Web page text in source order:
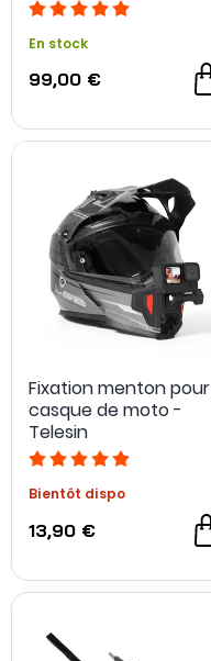
En stock
99,00 €
Fixation menton pour
casque de moto -
Telesin
Bientôt dispo
13,90 €